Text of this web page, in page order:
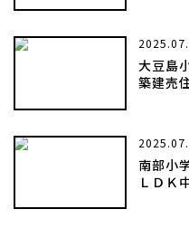
不動産の査
お
大豆島
築建売
南部小
ＬＤＫ